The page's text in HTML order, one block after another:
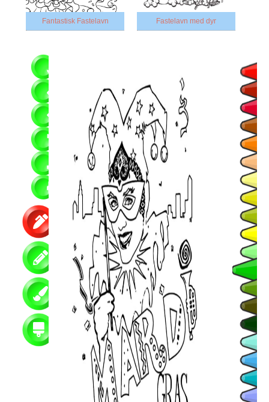
Fantastisk Fastelavn Fastelavn med dyr